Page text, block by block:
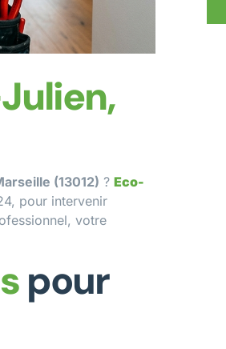
(13012) ? Eco-
pour intervenir
votre
pour